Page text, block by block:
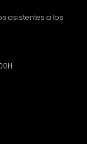
asistentes a los